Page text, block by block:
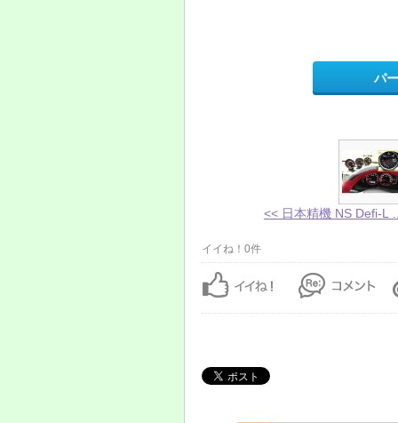
パ
<< 日本精機 NS Defi-L
イイね！0件